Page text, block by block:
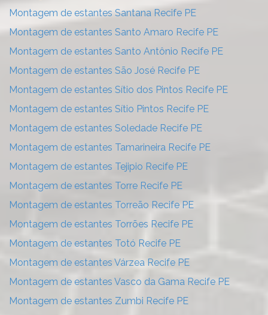
Montagem de estantes Santana Recife PE
Montagem de estantes Santo Amaro Recife PE
Montagem de estantes Santo Antônio Recife PE
Montagem de estantes São José Recife PE
Montagem de estantes Sítio dos Pintos Recife PE
Montagem de estantes Sítio Pintos Recife PE
Montagem de estantes Soledade Recife PE
Montagem de estantes Tamarineira Recife PE
Montagem de estantes Tejipio Recife PE
Montagem de estantes Torre Recife PE
Montagem de estantes Torreão Recife PE
Montagem de estantes Torrões Recife PE
Montagem de estantes Totó Recife PE
Montagem de estantes Várzea Recife PE
Montagem de estantes Vasco da Gama Recife PE
Montagem de estantes Zumbi Recife PE